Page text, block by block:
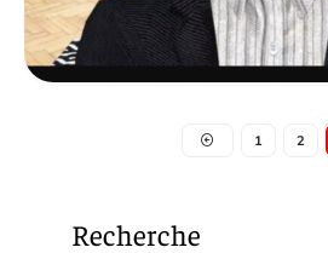
1 2
Recherche